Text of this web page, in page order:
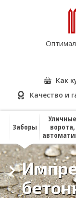
Как
Качество и
Заборы
Уличные
ворота,